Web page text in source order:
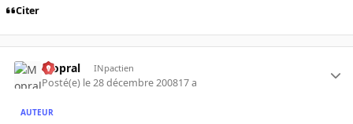
Citer
Mopral INpactien
Posté(e) le 28 décembre 200817 a
AUTEUR